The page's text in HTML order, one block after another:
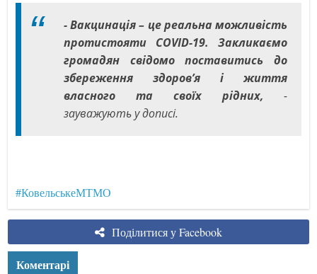
- Вакцинація – це реальна можливість
протистояти COVID-19. Закликаємо
громадян свідомо поставитись до
збереження здоров’я і життя
власного та своїх рідних, -
зауважують у дописі.
#КовельськеМТМО
Поділитися у Facebook
Коментарі